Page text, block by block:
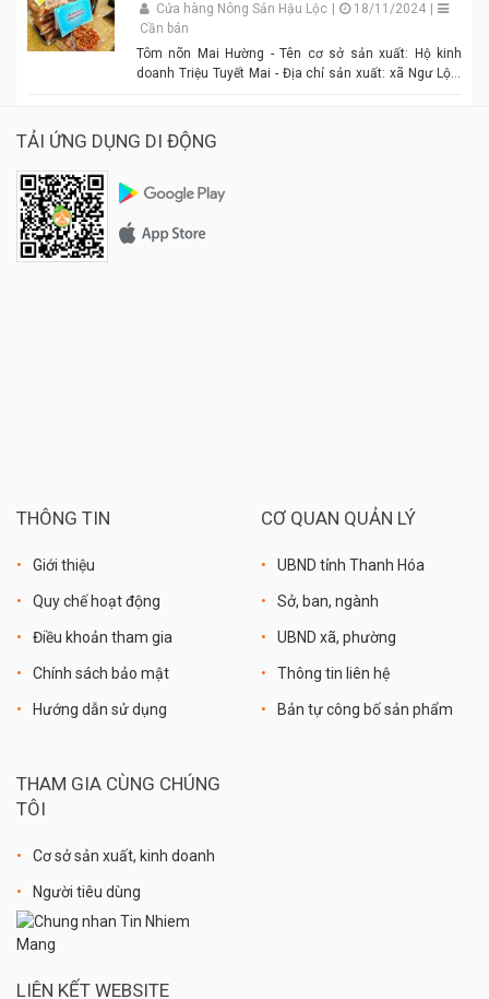
Cửa hàng Nông Sản Hậu Lộc 18/11/2024
Cần bán
Tôm nõn Mai Hường - Tên cơ sở sản xuất: Hộ kinh
doanh Triệu Tuyết Mai - Địa chỉ sản xuất: xã Ngư Lộc,
Giá: 600.000 đồng - 1.500.000 đồng/tùy size
TẢI ỨNG DỤNG DI ĐỘNG
THÔNG TIN
Giới thiệu
Quy chế hoạt động
Điều khoản tham gia
Chính sách bảo mật
Hướng dẫn sử dụng
CƠ QUAN QUẢN LÝ
UBND tỉnh Thanh Hóa
Sở, ban, ngành
UBND xã, phường
Thông tin liên hệ
Bản tự công bố sản phẩm
THAM GIA CÙNG CHÚNG
TÔI
Cơ sở sản xuất, kinh doanh
Người tiêu dùng
LIÊN KẾT WEBSITE